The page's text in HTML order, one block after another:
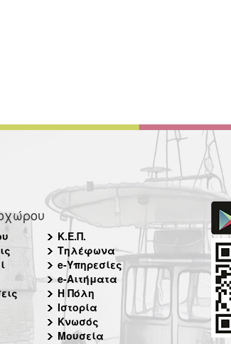
Κ.Ε.Π.
Τηλέφωνα
e-Υπηρεσίες
e-Αιτήματα
Η Πόλη
Ιστορία
Κνωσός
Μουσεία